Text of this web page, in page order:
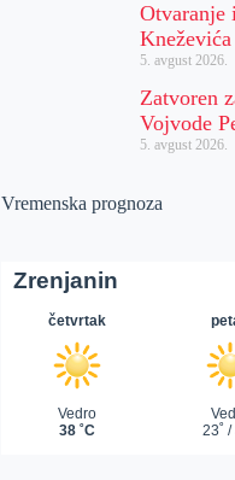
Otvaranje
5. avgust 2026.
Zatvoren
Vojvode
5. avgust 2026.
Vremenska prognoza